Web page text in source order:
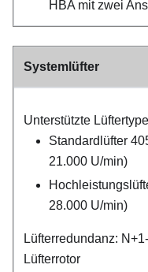
HBA mit zwei
Systemlüfter
Unterstützte
Standardlüfter
21.000 U/min)
28.000 U/min)
Lüfterredundanz:
Lüfterrotor